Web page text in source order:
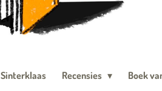
Sinterklaas Recensies Boek